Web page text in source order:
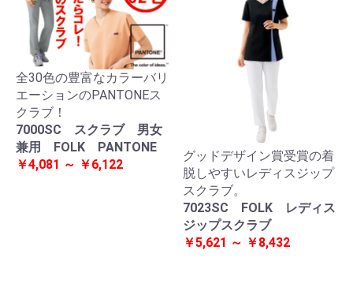
全30色の豊富なカラーバリ
エーションのPANTONEス
クラブ！
7000SC スクラブ 男女
兼用 FOLK PANTONE
￥4,081 ～ ￥6,122
グッドデザイン賞受賞の着
脱しやすいレディスジップ
スクラブ。
7023SC FOLK レディス
ジップスクラブ
￥5,621 ～ ￥8,432